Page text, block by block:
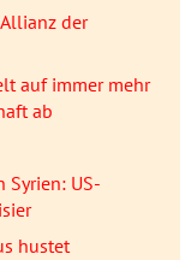
der
auf immer mehr
ab
Syrien: US-
hustet